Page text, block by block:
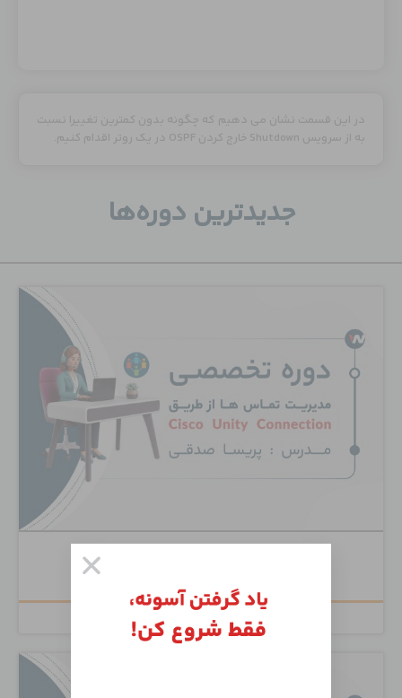
در این قسمت نشان می دهیم که چگونه بدون کمترین تغییرا نسبت
به از سرویس Shutdown خارج کردن OSPF در یک روتر اقدام کنیم.
جدید‌ترین دوره‌ها
۶,۵۰۰,۰۰۰ تومان